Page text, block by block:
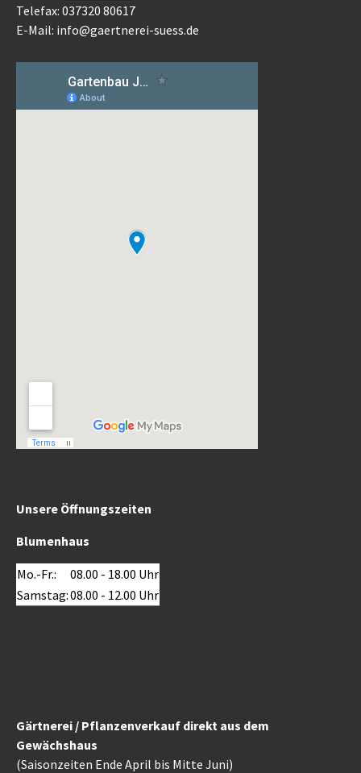
Telefax: 037320 80617
E-Mail: info@gaertnerei-suess.de
Unsere Öffnungszeiten
Blumenhaus
Mo.-Fr.:
08.00 - 18.00 Uhr
Samstag:08.00 - 12.00 Uhr
Gärtnerei / Pflanzenverkauf direkt aus dem
Gewächshaus
(Saisonzeiten Ende April bis Mitte Juni)